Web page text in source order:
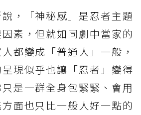
，「神秘感」是忍者主題
素，但就如同劇中當家的
都變成「普通人」一般，
呈現似乎也讓「忍者」變得
是一群全身包緊緊、會用
面也只比一般人好一點的